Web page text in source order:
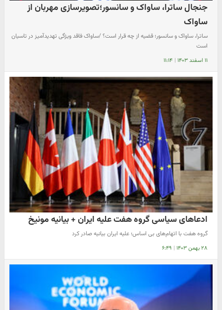
جنجال ساترا، ساواک و سانسور؛تصویرسازی مهربان از
ساواک
ساترا، ساواک و سانسور؛ قضیه از چه قرار است؟ /ساواک فاقد ویژگی تهدیدآمیز در تاسیان
است
۱۱ اسفند ۱۴۰۳ | ۱۱:۱۴
ادعاهای سیاسی گروه هفت علیه ایران + بیانیه مونیخ
گروه هفت با اتهام‌های بی اساس؛ علیه ایران بیانیه صادر کرد
۲۸ بهمن ۱۴۰۳ | ۶:۴۹